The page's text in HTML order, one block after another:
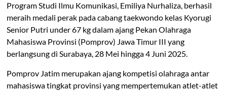
Program Studi Ilmu Komunikasi, Emiliya Nurhaliza, berhasil
meraih medali perak pada cabang taekwondo kelas Kyorugi
Senior Putri under 67 kg dalam ajang Pekan Olahraga
Mahasiswa Provinsi (Pomprov) Jawa Timur III yang
berlangsung di Surabaya, 28 Mei hingga 4 Juni 2025.
Pomprov Jatim merupakan ajang kompetisi olahraga antar
mahasiswa tingkat provinsi yang mempertemukan atlet-atlet